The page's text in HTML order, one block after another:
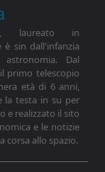
laureato in
è sin dall'infanzia
Dal
primo telescopio
età di 6 anni,
la testa in su per
e realizzato il sito
e le notizie
corsa allo spazio.